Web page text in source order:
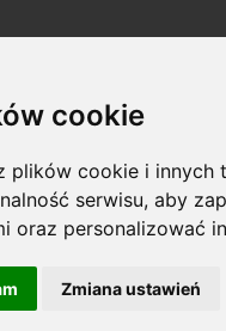
cookie
plików cookie i innych
serwisu,aby
oraz personalizować
Zmiana ustawień